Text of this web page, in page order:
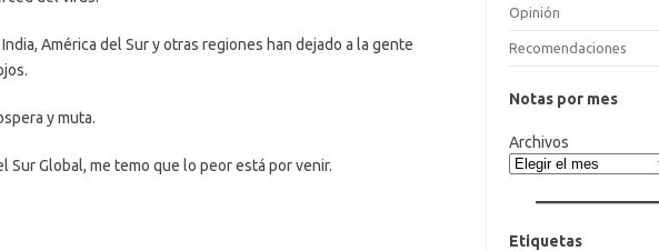
América del Sur y otras regiones han dejado a la gente
y muta.
Sur Global, me temo que lo peor está por venir.
Opinión
Recomendaciones
Notas por mes
Archivos
Etiquetas